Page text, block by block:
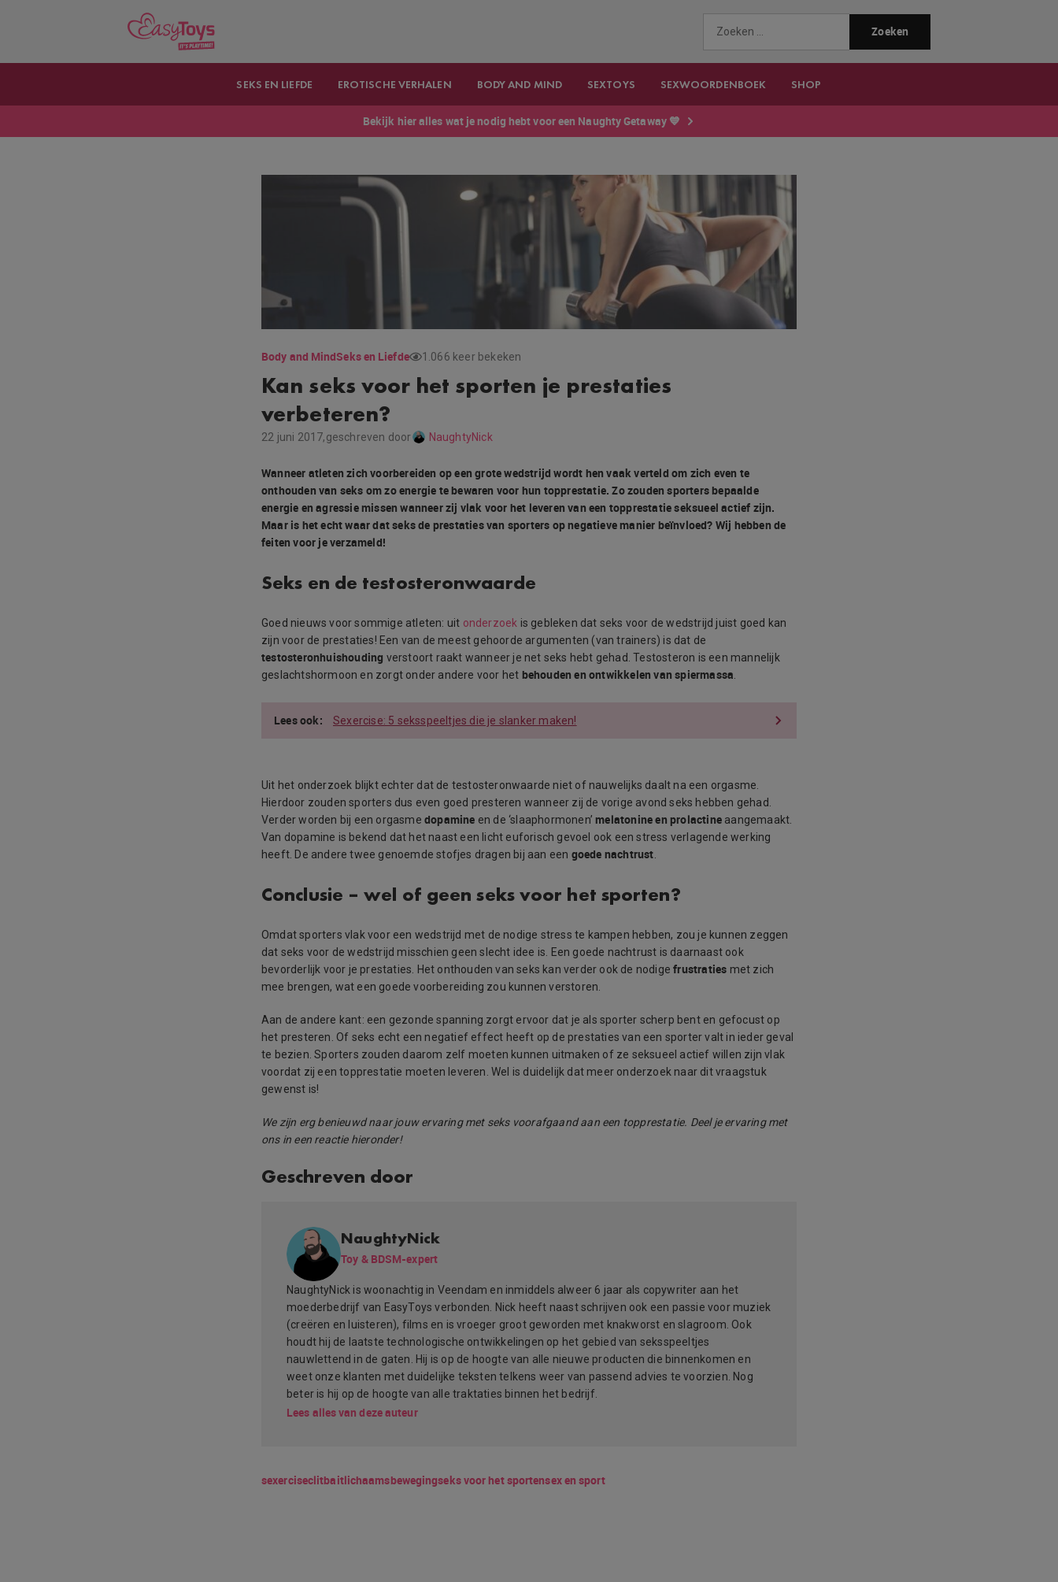
SEKS EN LIEFDE EROTISCHE VERHALEN BODY AND MIND SEXTOYS SEXWOORDENBOEK SHOP
Bekijk hier alles wat je nodig hebt voor een Naughty Getaway 💙
Body and MindSeks en Liefde 1.066 keer bekeken
Kan seks voor het sporten je prestaties
verbeteren?
22 juni 2017,geschreven door NaughtyNick
Wanneer atleten zich voorbereiden op een grote wedstrijd wordt hen vaak verteld om zich even te
onthouden van seks om zo energie te bewaren voor hun topprestatie. Zo zouden sporters bepaalde
energie en agressie missen wanneer zij vlak voor het leveren van een topprestatie seksueel actief zijn.
Maar is het echt waar dat seks de prestaties van sporters op negatieve manier beïnvloed? Wij hebben de
feiten voor je verzameld!
Seks en de testosteronwaarde
Goed nieuws voor sommige atleten: uit onderzoek is gebleken dat seks voor de wedstrijd juist goed kan
zijn voor de prestaties! Een van de meest gehoorde argumenten (van trainers) is dat de
testosteronhuishouding verstoort raakt wanneer je net seks hebt gehad. Testosteron is een mannelijk
geslachtshormoon en zorgt onder andere voor het behouden en ontwikkelen van spiermassa
Sexercise: 5 seksspeeltjes die je slanker maken!
Uit het onderzoek blijkt echter dat de testosteronwaarde niet of nauwelijks daalt na een orgasme.
Hierdoor zouden sporters dus even goed presteren wanneer zij de vorige avond seks hebben gehad.
Verder worden bij een orgasme dopamine en de ‘slaaphormonen’melatonine en prolactine aangemaakt.
Van dopamine is bekend dat het naast een licht euforisch gevoel ook een stress verlagende werking
heeft. De andere twee genoemde stofjes dragen bij aan een goede nachtrust
Conclusie – wel of geen seks voor het sporten?
Omdat sporters vlak voor een wedstrijd met de nodige stress te kampen hebben, zou je kunnen zeggen
dat seks voor de wedstrijd misschien geen slecht idee is. Een goede nachtrust is daarnaast ook
bevorderlijk voor je prestaties. Het onthouden van seks kan verder ook de nodigefrustraties met zich
mee brengen, wat een goede voorbereiding zou kunnen verstoren.
Aan de andere kant: een gezonde spanning zorgt ervoor dat je als sporter scherp bent en gefocust op
het presteren. Of seks echt een negatief effect heeft op de prestaties van een sporter valt in ieder geval
te bezien. Sporters zouden daarom zelf moeten kunnen uitmaken of ze seksueel actief willen zijn vlak
voordat zij een topprestatie moeten leveren. Wel is duidelijk dat meer onderzoek naar dit vraagstuk
gewenst is!
We zijn erg benieuwd naar jouw ervaring met seks voorafgaand aan een topprestatie. Deel je ervaring met
ons in een reactie hieronder!
Geschreven door
NaughtyNick
Toy & BDSM-expert
NaughtyNick is woonachtig in Veendam en inmiddels alweer 6 jaar als copywriter aan het
moederbedrijf van EasyToys verbonden. Nick heeft naast schrijven ook een passie voor muziek
(creëren en luisteren), films en is vroeger groot geworden met knakworst en slagroom. Ook
houdt hij de laatste technologische ontwikkelingen op het gebied van seksspeeltjes
nauwlettend in de gaten. Hij is op de hoogte van alle nieuwe producten die binnenkomen en
weet onze klanten met duidelijke teksten telkens weer van passend advies te voorzien. Nog
beter is hij op de hoogte van alle traktaties binnen het bedrijf.
Lees alles van deze auteur
sexerciseclitbaitlichaamsbewegingseks voor het sportensex en sport